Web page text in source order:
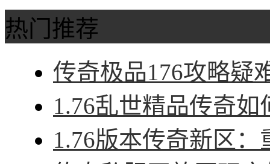
热门推荐
传奇极品176攻略疑
1.76乱世精品传奇
1.76版本传奇新区